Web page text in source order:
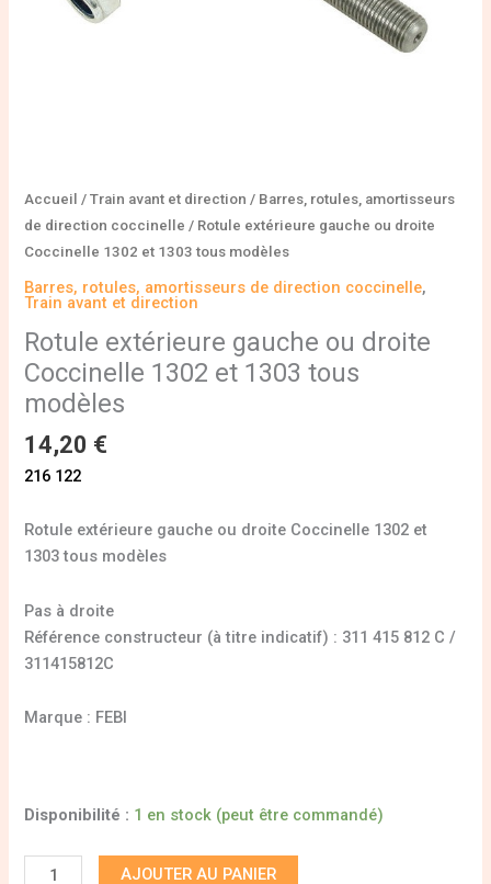
Accueil /Train avant et direction / Barres, rotules, amortisseurs
de direction coccinelle / Rotule extérieure gauche ou droite
Coccinelle 1302 et 1303 tous modèles
Barres, rotules, amortisseurs de direction coccinelle,
Train avant et direction
Rotule extérieure gauche ou droite
Coccinelle 1302 et 1303 tous
modèles
14,20 €
216 122
Rotule extérieure gauche ou droite Coccinelle 1302 et
1303 tous modèles
Pas à droite
Référence constructeur (à titre indicatif) : 311 415 812 C /
311415812C
Marque : FEBI
Disponibilité : 1 en stock (peut être commandé)
AJOUTER AU PANIER